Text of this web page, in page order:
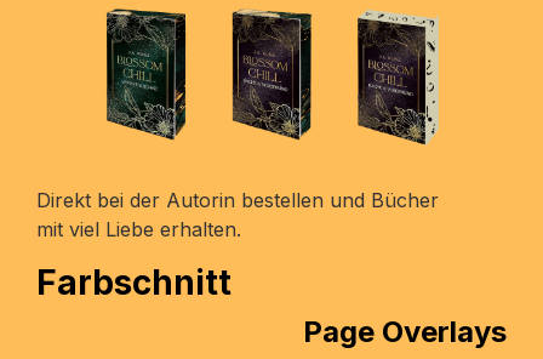
Direkt bei der Autorin bestellen und Bücher
mit viel Liebe erhalten.
Farbschnitt
Page Overlays